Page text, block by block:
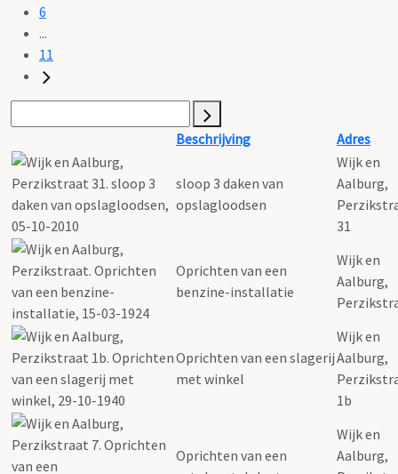
6
...
11
Beschrijving Adres
sloop 3 daken van
opslagloodsen
Wijk en
Aalburg,
31
Oprichten van een
benzine-installatie
Wijk en
Aalburg,
Oprichten van een slagerij
met winkel
Wijk en
Aalburg,
1b
Oprichten van een
Wijk en
Aalburg,